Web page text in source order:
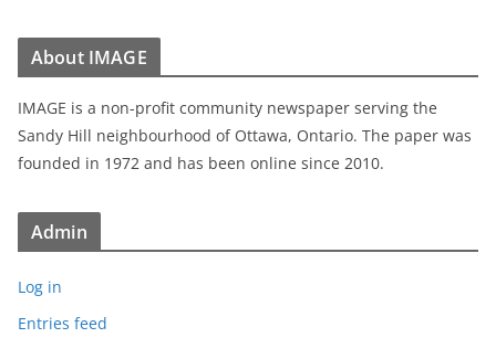
About IMAGE
IMAGE is a non-profit community newspaper serving the
Sandy Hill neighbourhood of Ottawa, Ontario. The paper was
founded in 1972 and has been online since 2010.
Admin
Log in
Entries feed